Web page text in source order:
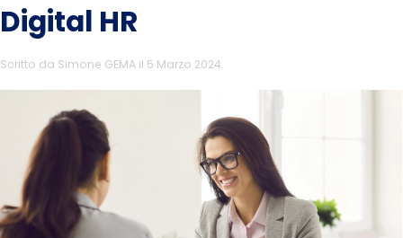
Digital HR
Scritto da Simone GEMA il 5 Marzo 2024.